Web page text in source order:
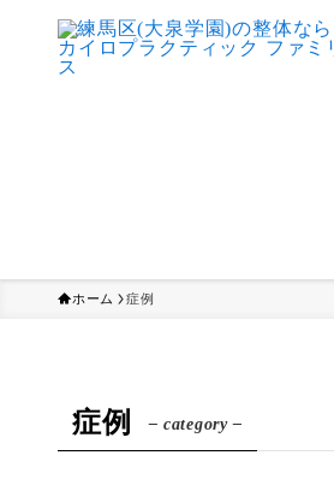
ホーム 症例
症例 – category –